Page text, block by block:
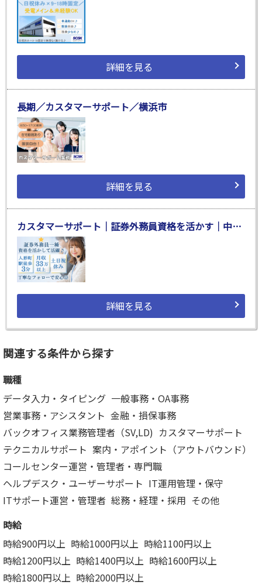
詳細を見る
長期／カスタマーサポート／横浜市
詳細を見る
カスタマーサポート｜証券外務員資格を活かす｜中央区
詳細を見る
関連する条件から探す
職種
データ入力・タイピング 一般事務・OA事務
営業事務・アシスタント 金融・損保事務
バックオフィス業務管理者（SV,LD) カスタマーサポート
テクニカルサポート 案内・アポイント（アウトバウンド）
コールセンター運営・管理者・専門職
ヘルプデスク・ユーザーサポート IT運用管理・保守
ITサポート運営・管理者 総務・経理・採用 その他
時給
時給900円以上 時給1000円以上 時給1100円以上
時給1200円以上 時給1400円以上 時給1600円以上
時給1800円以上 時給2000円以上